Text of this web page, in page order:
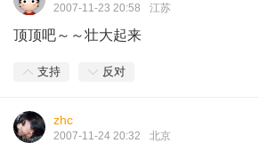
2007-11-23 20:58 江苏
顶顶吧～～壮大起来
支持 反对
zhc
2007-11-24 20:32 北京